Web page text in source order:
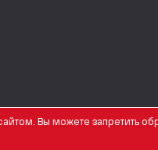
Вы можете запретить